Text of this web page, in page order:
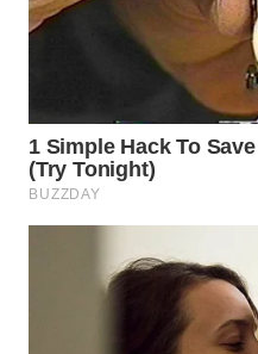
WN
SUKABUMI
WN